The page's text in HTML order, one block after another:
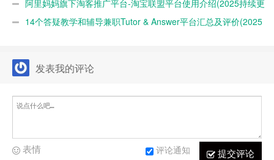
新) 阿里妈妈旗下淘客推广平台-淘宝联盟平台使用介绍(2025持续更
新) 14个答疑教学和辅导兼职Tutor & Answer平台汇总及评价(2025
发表我的评论
提交评论
评论通知
表情